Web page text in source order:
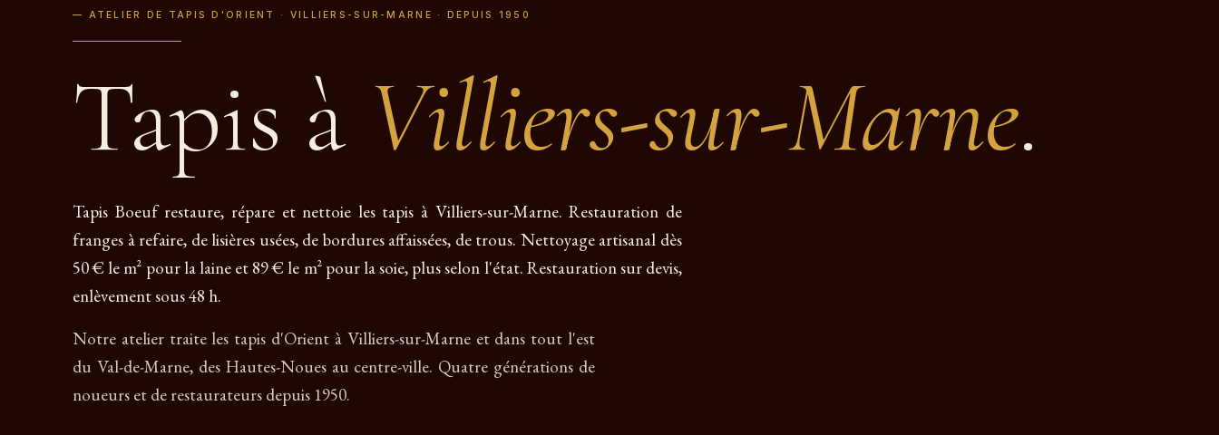
— ATELIER DE TAPIS D'ORIENT · VILLIERS-SUR-MARNE · DEPUIS 1950
Tapis à Villiers-sur-Marne.
Tapis Boeuf restaure, répare et nettoie les tapis à Villiers-sur-Marne. Restauration de
franges à refaire, de lisières usées, de bordures affaissées, de trous. Nettoyage artisanal dès
50 € le m² pour la laine et 89 € le m² pour la soie, plus selon l'état. Restauration sur devis,
enlèvement sous 48 h.
Notre atelier traite les tapis d'Orient à Villiers-sur-Marne et dans tout l'est
du Val-de-Marne, des Hautes-Noues au centre-ville. Quatre générations de
noueurs et de restaurateurs depuis 1950.